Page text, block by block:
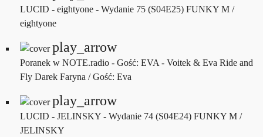
LUCID - eightyone - Wydanie 75 (S04E25) FUNKY M /
eightyone
play_arrow
Poranek w NOTE.radio - Gość: EVA - Voitek & Eva Ride and
Fly Darek Faryna / Gość: Eva
play_arrow
LUCID - JELINSKY - Wydanie 74 (S04E24) FUNKY M /
JELINSKY